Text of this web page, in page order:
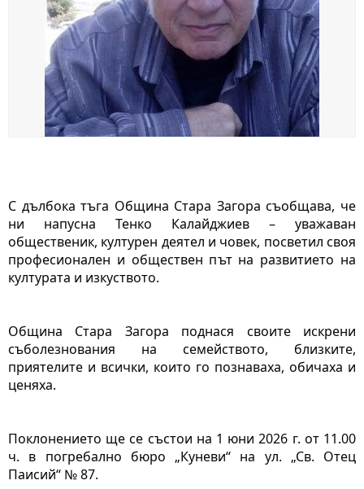
С дълбока тъга Община Стара Загора съобщава, че
ни напусна Тенко Калайджиев – уважаван
общественик, културен деятел и човек, посветил своя
професионален и обществен път на развитието на
културата и изкуството.
Община Стара Загора поднася своите искрени
съболезнования на семейството, близките,
приятелите и всички, които го познаваха, обичаха и
ценяха.
Поклонението ще се състои на 1 юни 2026 г. от 11.00
ч. в погребално бюро „Куневи“ на ул. „Св. Отец
Паисий“ № 87.